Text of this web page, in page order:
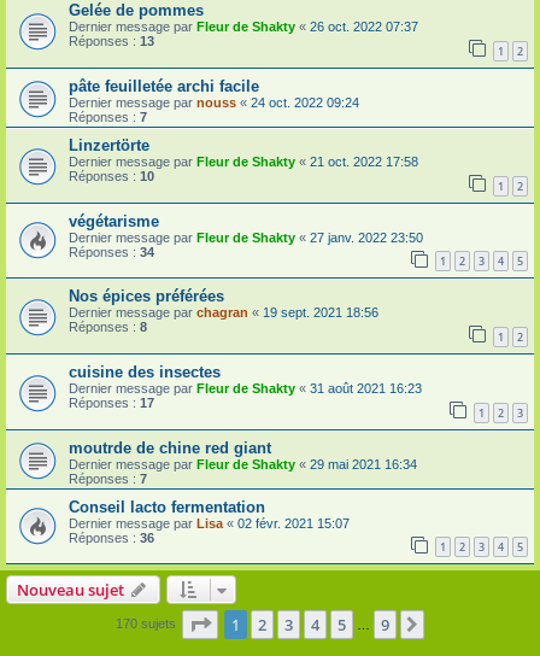
Gelée de pommes
Dernier message par Fleur de Shakty « 26 oct. 2022 07:37
Réponses : 13
1 2
pâte feuilletée archi facile
Dernier message par nouss « 24 oct. 2022 09:24
Réponses : 7
Linzertörte
Dernier message par Fleur de Shakty « 21 oct. 2022 17:58
Réponses : 10
1 2
végétarisme
Dernier message par Fleur de Shakty « 27 janv. 2022 23:50
Réponses : 34
1 2 3 4 5
Nos épices préférées
Dernier message par chagran « 19 sept. 2021 18:56
Réponses : 8
1 2
cuisine des insectes
Dernier message par Fleur de Shakty « 31 août 2021 16:23
Réponses : 17
1 2 3
moutrde de chine red giant
Dernier message par Fleur de Shakty « 29 mai 2021 16:34
Réponses : 7
Conseil lacto fermentation
Dernier message par Lisa « 02 févr. 2021 15:07
Réponses : 36
1 2 3 4 5
Nouveau sujet
170 sujets Page 1sur9
1 2 3 4 5 9